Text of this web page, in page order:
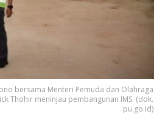
bersama Menteri Pemuda dan Olahraga
Thohir meninjau pembangunan IMS. (dok.
pu.go.id)